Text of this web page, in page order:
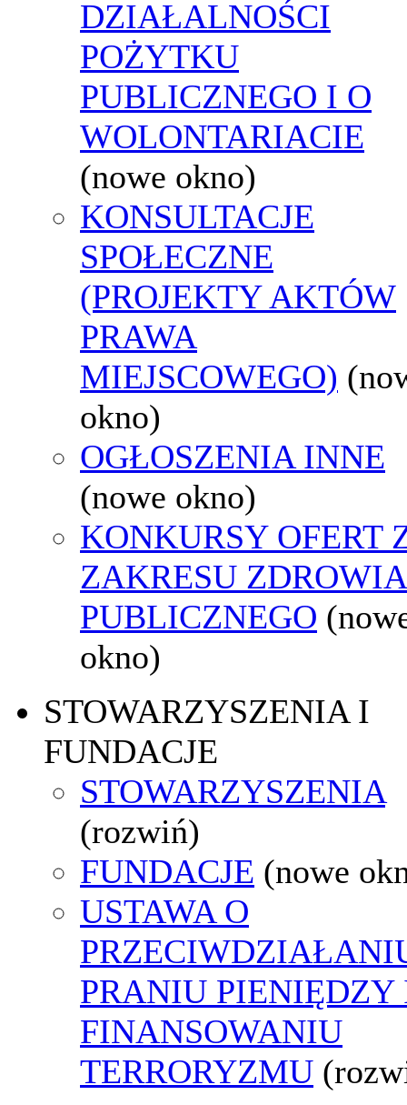
DZIAŁALNOŚCI
POŻYTKU
PUBLICZNEGO I O
WOLONTARIACIE
(nowe okno)
KONSULTACJE
SPOŁECZNE
(PROJEKTY AKTÓW
PRAWA
MIEJSCOWEGO)
okno)
OGŁOSZENIA INNE
(nowe okno)
KONKURSY OFERT
ZAKRESU ZDROWIA
PUBLICZNEGO
okno)
STOWARZYSZENIA I
FUNDACJE
STOWARZYSZENIA
(rozwiń)
FUNDACJE (nowe
USTAWA O
PRANIU PIENIĘDZY
FINANSOWANIU
TERRORYZMU